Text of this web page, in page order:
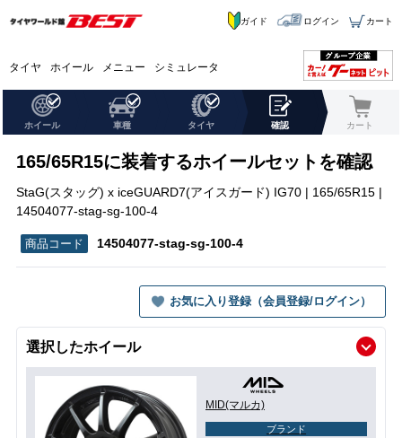
タイヤ ホイール メニュー シミュレータ
ガイド ログイン カート
ホイール 車種 タイヤ 確認 カート
165/65R15に装着するホイールセットを確認
StaG(スタッグ) x iceGUARD7(アイスガード) IG70 | 165/65R15 |
14504077-stag-sg-100-4
14504077-stag-sg-100-4
お気に入り登録（会員登録/ログイン）
選択したホイール
MID(マルカ)
ブランド